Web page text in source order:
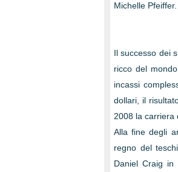
Michelle Pfeiffer.
Il successo dei
ricco del
incassi
dollari, il
2008 la carriera
Alla fine degli
regno del
Daniel Craig in